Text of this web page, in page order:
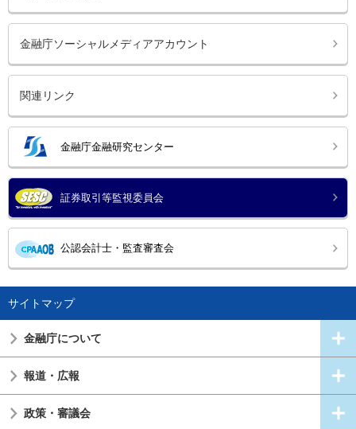
金融庁ソーシャルメディアアカウント
関連リンク
金融庁金融研究センター
証券取引等監視委員会
公認会計士・監査審査会
サイトマップ
金融庁について
報道・広報
政策・審議会